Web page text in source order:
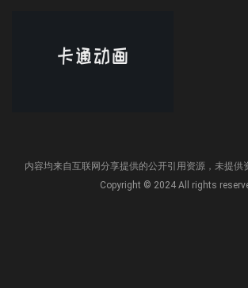
内容均来自互联网分享提供的公开引用资源，未提供
Copyright © 2024 All rights